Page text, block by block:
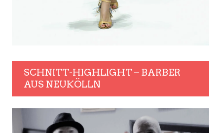
SCHNITT-HIGHLIGHT – BARBER
AUS NEUKÖLLN